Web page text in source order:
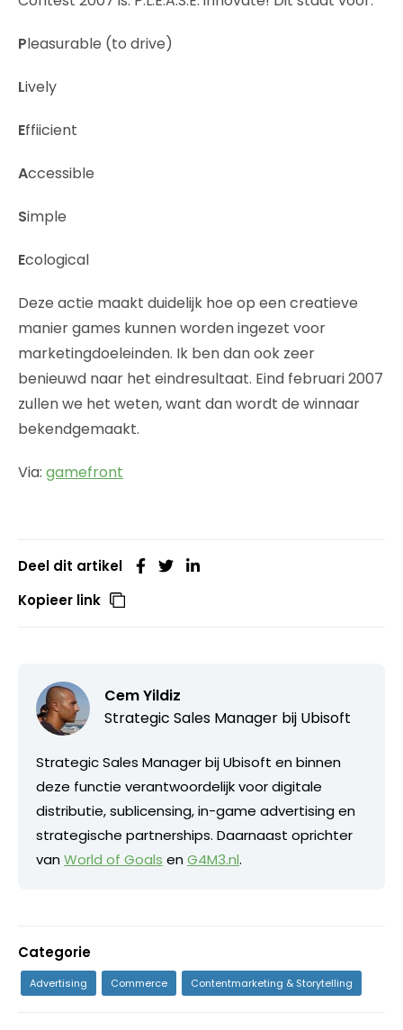
Pleasurable (to drive)
Lively
Effiicient
Accessible
Simple
Ecological
Deze actie maakt duidelijk hoe op een creatieve
manier games kunnen worden ingezet voor
marketingdoeleinden. Ik ben dan ook zeer
benieuwd naar het eindresultaat. Eind februari 2007
zullen we het weten, want dan wordt de winnaar
bekendgemaakt.
Via: gamefront
Deel dit artikel
Kopieer link
Cem Yildiz
Strategic Sales Manager bij Ubisoft
Strategic Sales Manager bij Ubisoft en binnen
deze functie verantwoordelijk voor digitale
distributie, sublicensing, in-game advertising en
strategische partnerships. Daarnaast oprichter
vanWorld of Goals enG4M3.nl.
Categorie
Advertising Commerce Contentmarketing & Storytelling